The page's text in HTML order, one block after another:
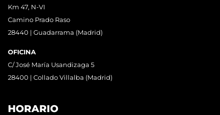
Km 47, N-VI
Camino Prado Raso
28440 | Guadarrama (Madrid)
OFICINA
C/ José María Usandizaga 5
28400 | Collado Villalba (Madrid)
HORARIO